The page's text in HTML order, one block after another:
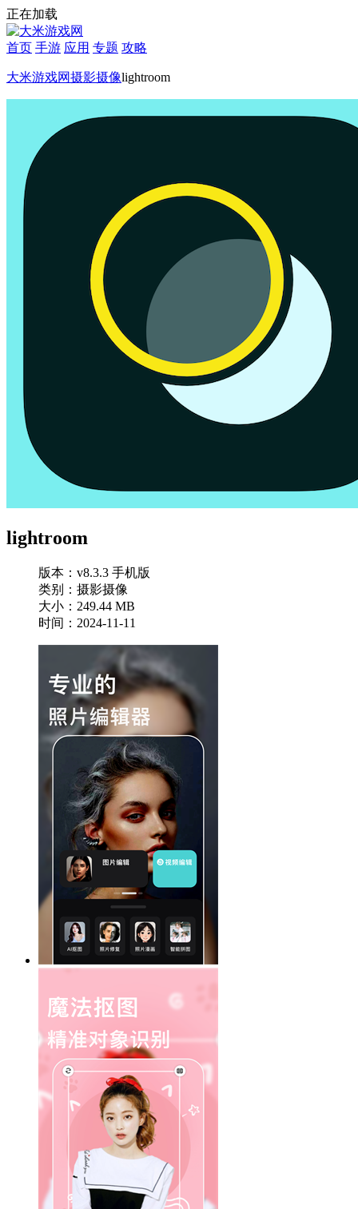
正在加载
首页 手游 应用 专题 攻略
大米游戏网摄影摄像lightroom
lightroom
版本：v8.3.3 手机版
类别：摄影摄像
大小：249.44 MB
时间：2024-11-11